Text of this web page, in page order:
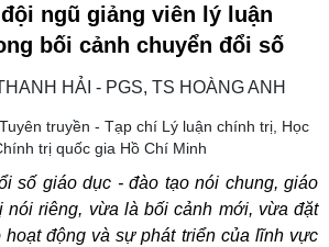
ngũ giảng viên lý luận
bối cảnh chuyển đổi số
HẢI - PGS, TS HOÀNG ANH
truyền - Tạp chí Lý luận chính trị, Học
trị quốc gia Hồ Chí Minh
số giáo dục - đào tạo nói chung, giáo
nói riêng, vừa là bối cảnh mới, vừa đặt
động và sự phát triển của lĩnh vực